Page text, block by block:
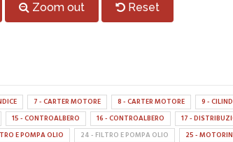
Zoom out Reset
7 - CARTER MOTORE 8 - CARTER MOTORE 9 -
15 - CONTROALBERO 16 - CONTROALBERO 17 -
E POMPA OLIO 24 - FILTRO E POMPA OLIO 25 -